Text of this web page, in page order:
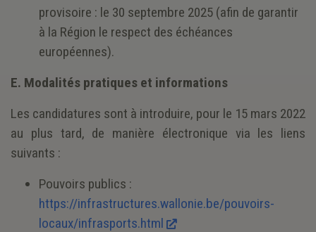
provisoire : le 30 septembre 2025 (afin de garantir
à la Région le respect des échéances
européennes).
E. Modalités pratiques et informations
Les candidatures sont à introduire, pour le 15 mars 2022
au plus tard, de manière électronique via les liens
suivants :
Pouvoirs publics :
https://infrastructures.wallonie.be/pouvoirs-
locaux/infrasports.html